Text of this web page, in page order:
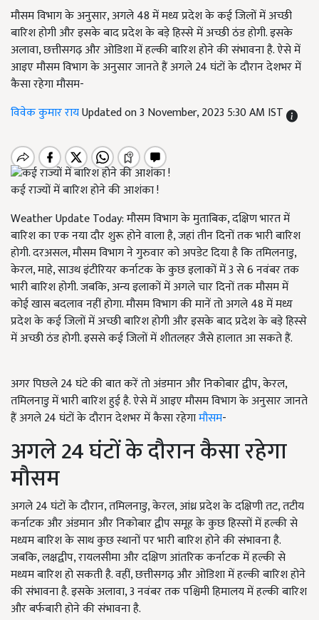
मौसम विभाग के अनुसार, अगले 48 में मध्य प्रदेश के कई जिलों में अच्छी
बारिश होगी और इसके बाद प्रदेश के बड़े हिस्से में अच्छी ठंड होगी. इसके
अलावा, छत्तीसगढ़ और ओडिशा में हल्की बारिश होने की संभावना है. ऐसे में
आइए मौसम विभाग के अनुसार जानते हैं अगले 24 घंटों के दौरान देशभर में
कैसा रहेगा मौसम-
विवेक कुमार रायUpdated on 3 November, 2023 5:30 AM IST
कई राज्यों में बारिश होने की आशंका !
Weather Update Today: मौसम विभाग के मुताबिक, दक्षिण भारत में
बारिश का एक नया दौर शुरू होने वाला है, जहां तीन दिनों तक भारी बारिश
होगी. दरअसल, मौसम विभाग ने गुरुवार को अपडेट दिया है कि तमिलनाडु,
केरल, माहे, साउथ इंटीरियर कर्नाटक के कुछ इलाकों में 3 से 6 नवंबर तक
भारी बारिश होगी. जबकि, अन्य इलाकों में अगले चार दिनों तक मौसम में
कोई खास बदलाव नहीं होगा. मौसम विभाग की मानें तो अगले 48 में मध्य
प्रदेश के कई जिलों में अच्छी बारिश होगी और इसके बाद प्रदेश के बड़े हिस्से
में अच्छी ठंड होगी. इससे कई जिलों में शीतलहर जैसे हालात आ सकते हैं.
अगर पिछले 24 घंटे की बात करें तो अंडमान और निकोबार द्वीप, केरल,
तमिलनाडु में भारी बारिश हुई है. ऐसे में आइए मौसम विभाग के अनुसार जानते
हैं अगले 24 घंटों के दौरान देशभर में कैसा रहेगामौसम-
अगले 24 घंटों के दौरान कैसा रहेगा
मौसम
अगले 24 घंटों के दौरान, तमिलनाडु, केरल, आंध्र प्रदेश के दक्षिणी तट, तटीय
कर्नाटक और अंडमान और निकोबार द्वीप समूह के कुछ हिस्सों में हल्की से
मध्यम बारिश के साथ कुछ स्थानों पर भारी बारिश होने की संभावना है.
जबकि, लक्षद्वीप, रायलसीमा और दक्षिण आंतरिक कर्नाटक में हल्की से
मध्यम बारिश हो सकती है. वहीं, छत्तीसगढ़ और ओडिशा में हल्की बारिश होने
की संभावना है. इसके अलावा, 3 नवंबर तक पश्चिमी हिमालय में हल्की बारिश
और बर्फबारी होने की संभावना है.